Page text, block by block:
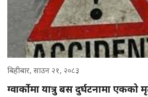
बिहीबार, साउन २१, २०८३
ग्वार्कोमा यात्रु बस दुर्घटनामा एकको